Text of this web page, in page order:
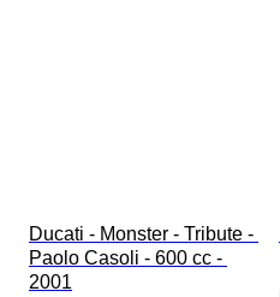
Ducati - Monster - Tribute -
Paolo Casoli - 600 cc -
2001